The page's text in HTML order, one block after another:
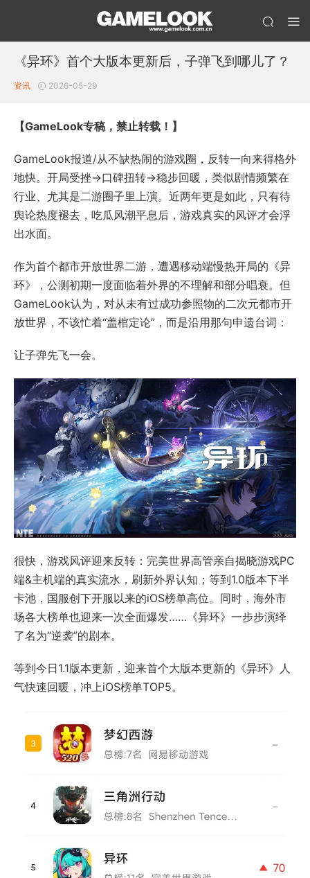
《异环》首个大版本更新后，子弹飞到哪儿了？
资讯 2026-05-29
【GameLook专稿，禁止转载！】
GameLook报道/从不缺热闹的游戏圈，反转一向来得格外
地快。开局受挫→口碑扭转→稳步回暖，类似剧情频繁在
行业、尤其是二游圈子里上演。近两年更是如此，只有待
舆论热度褪去，吃瓜风潮平息后，游戏真实的风评才会浮
出水面。
作为首个都市开放世界二游，遭遇移动端慢热开局的《异
环》，公测初期一度面临着外界的不理解和部分唱衰。但
GameLook认为，对从未有过成功参照物的二次元都市开
放世界，不该忙着“盖棺定论”，而是沿用那句申遗台词：
让子弹先飞一会。
很快，游戏风评迎来反转：完美世界高管亲自揭晓游戏PC
端&主机端的真实流水，刷新外界认知；等到1.0版本下半
卡池，国服创下开服以来的iOS榜单高位。同时，海外市
场各大榜单也迎来一次全面爆发……《异环》一步步演绎
了名为“逆袭”的剧本。
等到今日1.1版本更新，迎来首个大版本更新的《异环》人
气快速回暖，冲上iOS榜单TOP5。